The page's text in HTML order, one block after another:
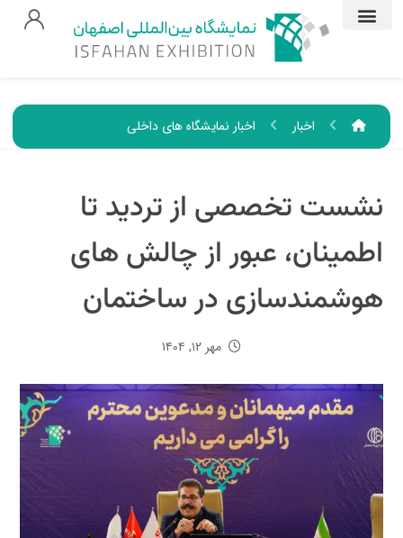
اخبار اخبار نمایشگاه های داخلی
نشست تخصصی از تردید تا
اطمینان، عبور از چالش های
هوشمندسازی در ساختمان
مهر ۱۲, ۱۴۰۴